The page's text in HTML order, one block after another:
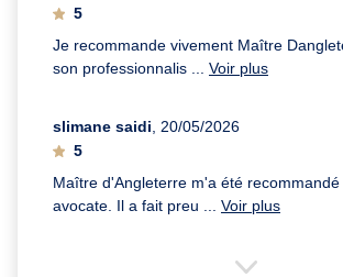
5
Je recommande vivement Maître
son professionnalis ... Voir plus
slimane saidi, 20/05/2026
5
Maître d'Angleterre m'a été recommandé
avocate. Il a fait preu ... Voir plus